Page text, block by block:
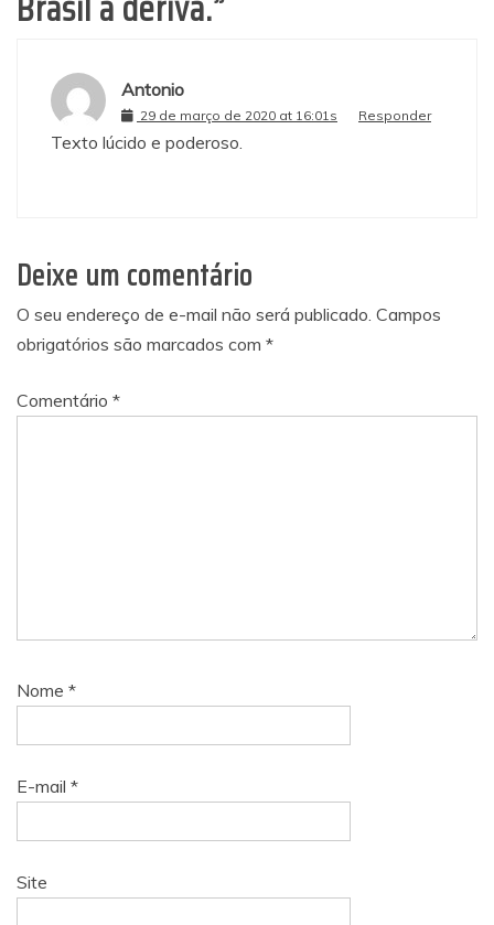
Antonio
29 de março de 2020 at 16:01s Responder
Texto lúcido e poderoso.
Deixe um comentário
O seu endereço de e-mail não será publicado. Campos
obrigatórios são marcados com *
Comentário *
Nome *
E-mail *
Site